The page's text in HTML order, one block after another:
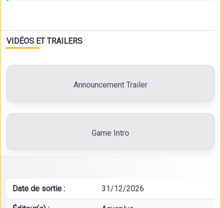
VIDÉOS ET TRAILERS
Announcement Trailer
Game Intro
Date de sortie : 31/12/2026